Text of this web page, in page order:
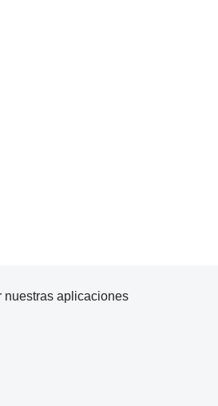
nuestras aplicaciones